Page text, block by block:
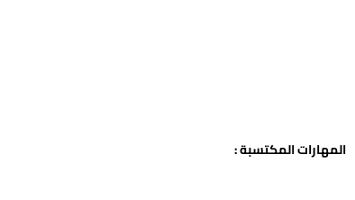
المهارات المكتسبة :